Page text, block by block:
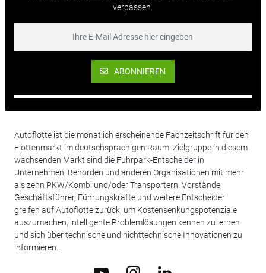
verpassen.
ABONNIEREN
Autoflotte ist die monatlich erscheinende Fachzeitschrift für den
Flottenmarkt im deutschsprachigen Raum. Zielgruppe in diesem
wachsenden Markt sind die Fuhrpark-Entscheider in
Unternehmen, Behörden und anderen Organisationen mit mehr
als zehn PKW/Kombi und/oder Transportern. Vorstände,
Geschäftsführer, Führungskräfte und weitere Entscheider
greifen auf Autoflotte zurück, um Kostensenkungspotenziale
auszumachen, intelligente Problemlösungen kennen zu lernen
und sich über technische und nichttechnische Innovationen zu
informieren.